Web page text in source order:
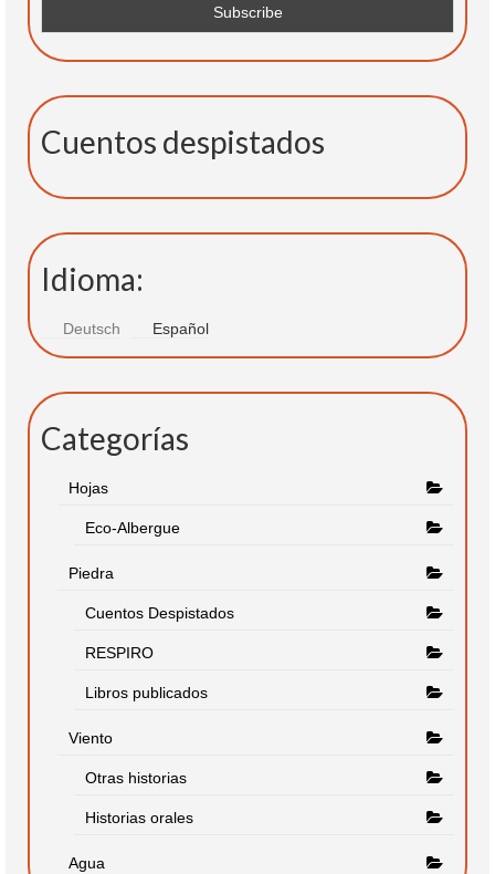
Cuentos despistados
Idioma:
Deutsch Español
Categorías
Hojas
Eco-Albergue
Piedra
Cuentos Despistados
RESPIRO
Libros publicados
Viento
Otras historias
Historias orales
Agua